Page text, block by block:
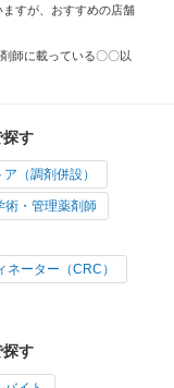
ますが、おすすめの店舗
師に載っている〇〇以
探す
（調剤併設）
術・管理薬剤師
ネーター（CRC）
探す